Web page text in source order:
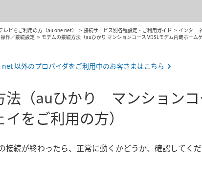
レビをご利用の方（au one net） 接続サービス別各種設定・ご利用ガイド
インター
作／接続設定
モデムの接続方法（auひかり マンションコース VDSLモデム内蔵ホーム
以外のプロバイダをご利用中のお客さまはこちら
法（auひかり マンション
をご利用の方）
接続が終わったら、正常に動くかどうか、確認してく